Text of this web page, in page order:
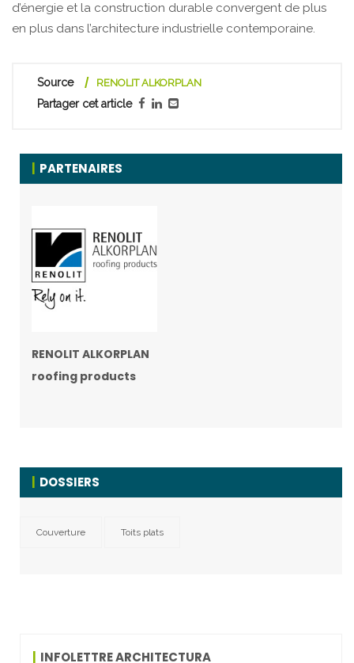
d’énergie et la construction durable convergent de plus
en plus dans l’architecture industrielle contemporaine.
Source RENOLIT ALKORPLAN
Partager cet article
PARTENAIRES
RENOLIT ALKORPLAN
roofing products
DOSSIERS
Couverture Toits plats
INFOLETTRE ARCHITECTURA